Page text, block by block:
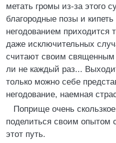
метать громы из-за этого
благородные позы и
негодованием приходится
даже исключительных
считают своим священным
ли не каждый раз...
только можно себе
негодование, наемная
Поприще очень
поделиться своим опытом
этот путь.